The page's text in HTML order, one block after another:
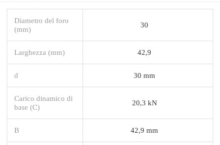
Diametro del foro
(mm)
30
Larghezza (mm) 42,9
d 30 mm
Carico dinamico di
base (C)
20,3 kN
B 42,9 mm